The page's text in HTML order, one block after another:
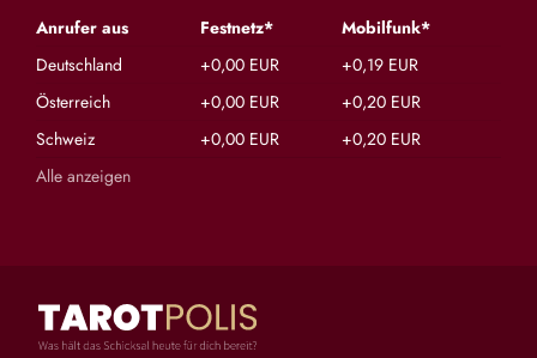
Anrufer aus Festnetz*
Mobilfunk*
Deutschland
+0,00 EUR
+0,19 EUR
Österreich
+0,00 EUR
+0,20 EUR
Schweiz
+0,00 EUR
+0,20 EUR
Alle anzeigen